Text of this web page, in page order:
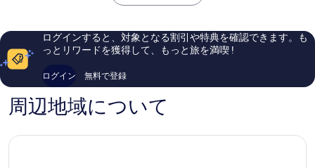
ミ
392
件
件
の
口
コ
コ
ミ
ミ
ログインすると、対象となる割引や特典を確認できます。も
っとリワードを獲得して、もっと旅を満喫 !
ログイン 無料で登録
周辺地域について